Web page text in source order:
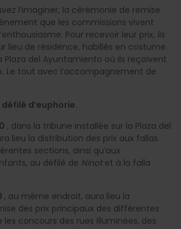
l’imaginer, la cérémonie de remise
que les commissions vivent
Pour recevoir leur prix, ils
lieu de résidence, habillés en costume
Plaza del Ayuntamiento où ils reçoivent
Le tout avec l’accompagnement de
d’euphorie.
, dans la tribune installée sur la Plaza del
lieu la distribution des prix aux fallas
sections, ainsi qu’aux
au défilé de Ninotet à la falla
, au même endroit, aura lieu la
des prix principaux des différentes
les concours des rues illuminées, des